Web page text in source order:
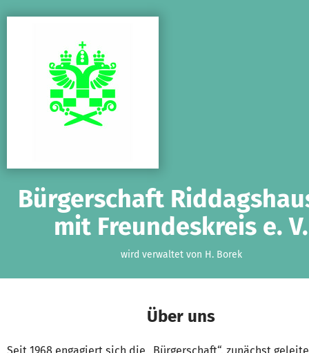
Bürgerschaft
mit Freundeskreis e. V.
wird verwaltet von H. Borek
Über uns